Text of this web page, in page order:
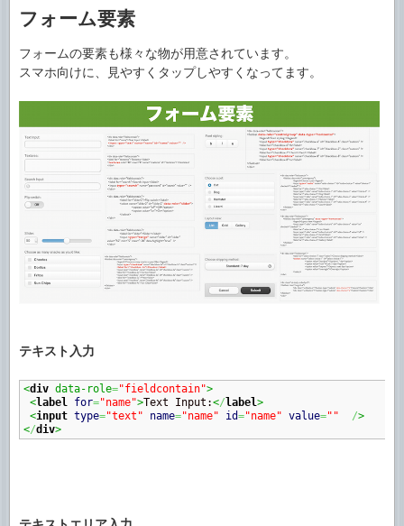
フォーム要素
フォームの要素も様々な物が用意されています。
スマホ向けに、見やすくタップしやすくなってます。
テキスト入力
<div data-role="fieldcontain">
<label for="name">Text Input:</label>
<input type="text" name="name" id="name" value="" />
</div>